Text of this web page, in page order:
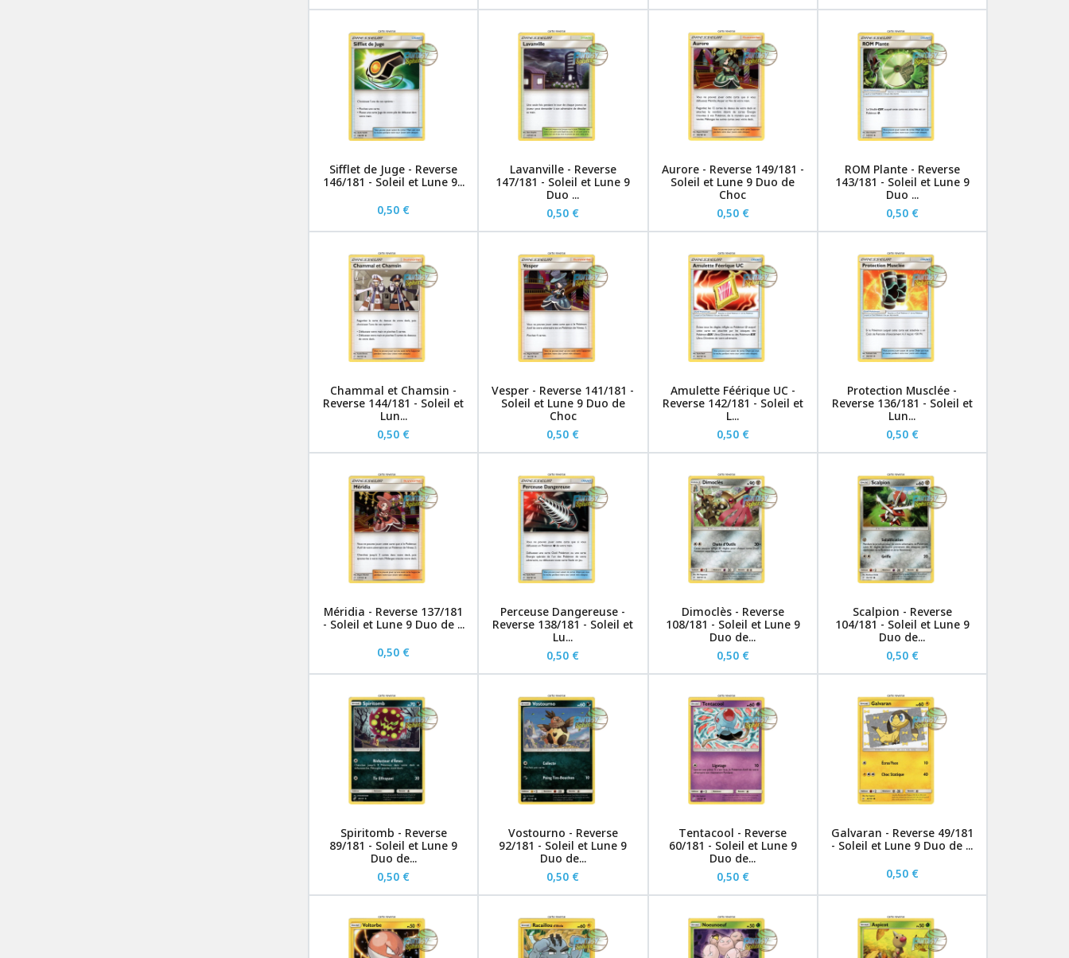
Sifflet de Juge - Reverse
146/181 - Soleil et Lune 9...
0,50 €
Lavanville - Reverse
147/181 - Soleil et Lune 9
Duo ...
0,50 €
Aurore - Reverse 149/181 -
Soleil et Lune 9 Duo de
Choc
0,50 €
ROM Plante - Reverse
143/181 - Soleil et Lune 9
Duo ...
0,50 €
Chammal et Chamsin -
Reverse 144/181 - Soleil et
Lun...
0,50 €
Vesper - Reverse 141/181 -
Soleil et Lune 9 Duo de
Choc
0,50 €
Amulette Féérique UC -
Reverse 142/181 - Soleil et
L...
0,50 €
Protection Musclée -
Reverse 136/181 - Soleil et
Lun...
0,50 €
Méridia - Reverse 137/181
- Soleil et Lune 9 Duo de ...
0,50 €
Perceuse Dangereuse -
Reverse 138/181 - Soleil et
Lu...
0,50 €
Dimoclès - Reverse
108/181 - Soleil et Lune 9
Duo de...
0,50 €
Scalpion - Reverse
104/181 - Soleil et Lune 9
Duo de...
0,50 €
Spiritomb - Reverse
89/181 - Soleil et Lune 9
Duo de...
0,50 €
Vostourno - Reverse
92/181 - Soleil et Lune 9
Duo de...
0,50 €
Tentacool - Reverse
60/181 - Soleil et Lune 9
Duo de...
0,50 €
Galvaran - Reverse 49/181
- Soleil et Lune 9 Duo de ...
0,50 €